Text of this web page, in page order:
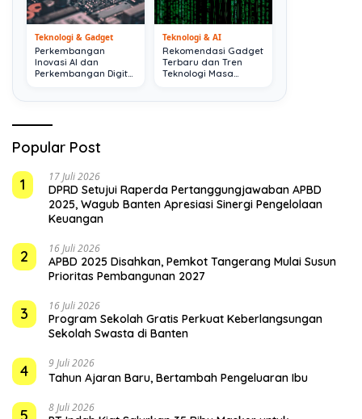
Teknologi & Gadget
Perkembangan
Inovasi AI dan
Perkembangan Digital
Teknologi & AI
Rekomendasi Gadget
Terbaru dan Tren
Teknologi Masa
Popular Post
1
17 Juli 2026
DPRD Setujui Raperda Pertanggungjawaban APBD
2025, Wagub Banten Apresiasi Sinergi Pengelolaan
Keuangan
2 16 Juli 2026
APBD 2025 Disahkan, Pemkot Tangerang Mulai Susun
Prioritas Pembangunan 2027
3 16 Juli 2026
Program Sekolah Gratis Perkuat Keberlangsungan
Sekolah Swasta di Banten
4 9 Juli 2026
Tahun Ajaran Baru, Bertambah Pengeluaran Ibu
8 Juli 2026